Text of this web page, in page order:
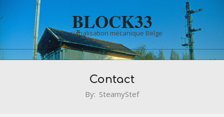
to
BLOCK33
La signalisation mécanique Belge
Contact
By: SteamyStef